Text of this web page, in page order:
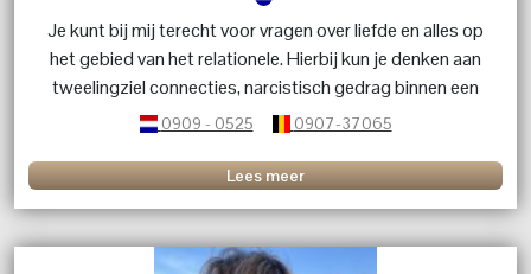
Je kunt bij mij terecht voor vragen over liefde en alles op
het gebied van het relationele. Hierbij kun je denken aan
tweelingziel connecties, narcistisch gedrag binnen een
relatie. Als coach en medium kijk ik naar jouw situatie.
0909 - 0525 0907-37065
Lees meer